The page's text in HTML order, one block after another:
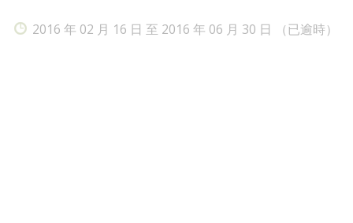
2016 年 02 月 16 日 至 2016 年 06 月 30 日 （已逾時）